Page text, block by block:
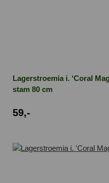
Lagerstroemia i. ‘Coral
stam 80 cm
59,-